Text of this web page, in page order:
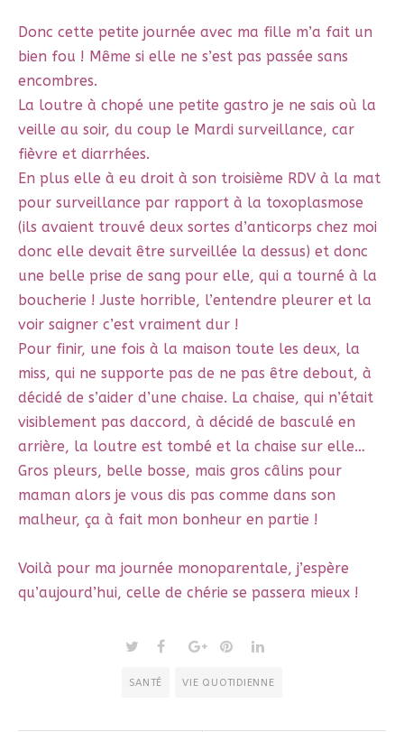
Donc cette petite journée avec ma fille m’a fait un
bien fou ! Même si elle ne s’est pas passée sans
encombres.
La loutre à chopé une petite gastro je ne sais où la
veille au soir, du coup le Mardi surveillance, car
fièvre et diarrhées.
En plus elle à eu droit à son troisième RDV à la mat
pour surveillance par rapport à la toxoplasmose
(ils avaient trouvé deux sortes d’anticorps chez moi
donc elle devait être surveillée la dessus) et donc
une belle prise de sang pour elle, qui a tourné à la
boucherie ! Juste horrible, l’entendre pleurer et la
voir saigner c’est vraiment dur !
Pour finir, une fois à la maison toute les deux, la
miss, qui ne supporte pas de ne pas être debout, à
décidé de s’aider d’une chaise. La chaise, qui n’était
visiblement pas daccord, à décidé de basculé en
arrière, la loutre est tombé et la chaise sur elle…
Gros pleurs, belle bosse, mais gros câlins pour
maman alors je vous dis pas comme dans son
malheur, ça à fait mon bonheur en partie !
Voilà pour ma journée monoparentale, j’espère
qu’aujourd’hui, celle de chérie se passera mieux !
SANTÉ VIE QUOTIDIENNE